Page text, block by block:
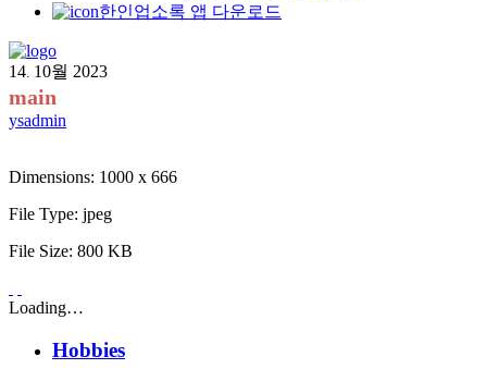
한인업소록 앱 다운로드
14. 10월 2023
main
ysadmin
Dimensions: 1000 x 666
File Type: jpeg
File Size: 800 KB
Loading…
Hobbies